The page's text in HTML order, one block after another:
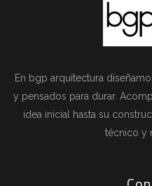
En bgp arquitectura
y pensados para durar.
idea inicial hasta su
técnico y